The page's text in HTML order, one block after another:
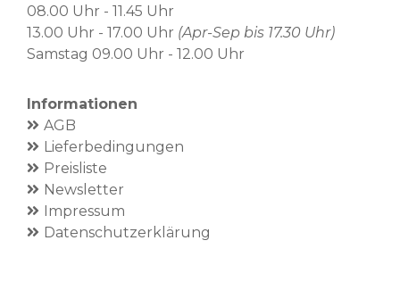
08.00 Uhr - 11.45 Uhr
13.00 Uhr - 17.00 Uhr (Apr-Sep bis 17.30 Uhr)
Samstag 09.00 Uhr - 12.00 Uhr
Informationen
AGB
Lieferbedingungen
Preisliste
Newsletter
Impressum
Datenschutzerklärung